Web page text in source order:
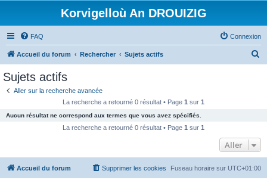
Korvigelloù An DROUIZIG
FAQ Connexion
Accueil du forum Rechercher Sujets actifs
c
e
Sujets actifs
Aller sur la recherche avancée
La recherche a retourné 0 résultat • Page 1 sur 1
Aucun résultat ne correspond aux termes que vous avez spécifiés.
La recherche a retourné 0 résultat • Page 1 sur 1
Aller
Accueil du forum Fuseau horaire sur UTC+01:00
Supprimer les cookies